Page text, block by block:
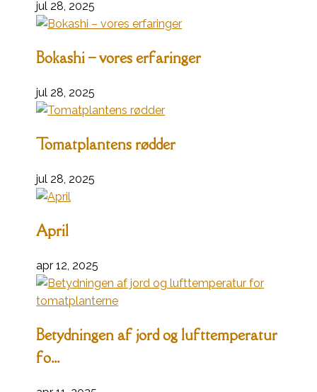
jul 28, 2025
Bokashi – vores erfaringer
jul 28, 2025
Tomatplantens rødder
jul 28, 2025
April
apr 12, 2025
Betydningen af jord og lufttemperatur
fo...